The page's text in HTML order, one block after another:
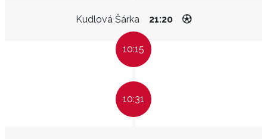
Kudlová Šárka 21:20
10:15
10:31